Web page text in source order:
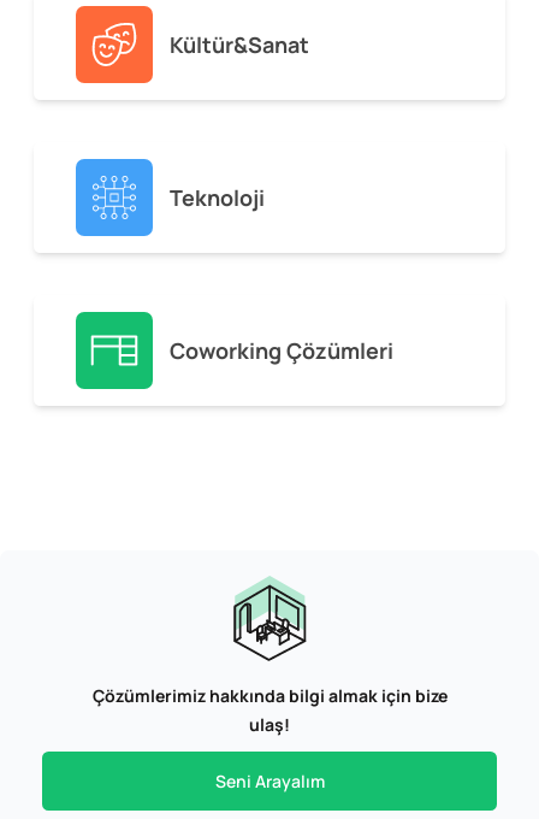
Kültür&Sanat
Teknoloji
Coworking Çözümleri
Çözümlerimiz hakkında bilgi almak için bize
ulaş!
Seni Arayalım